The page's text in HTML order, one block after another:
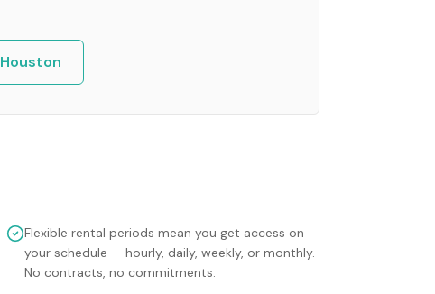
Houston
Flexible rental periods mean you get access on
your schedule — hourly, daily, weekly, or monthly.
No contracts, no commitments.